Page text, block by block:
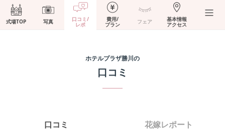
式場TOP 写真 口コミ/
レポ
費用/
プラン フェア 基本情報
アクセス
ホテルプラザ勝川の
口コミ
口コミ 花嫁レポート